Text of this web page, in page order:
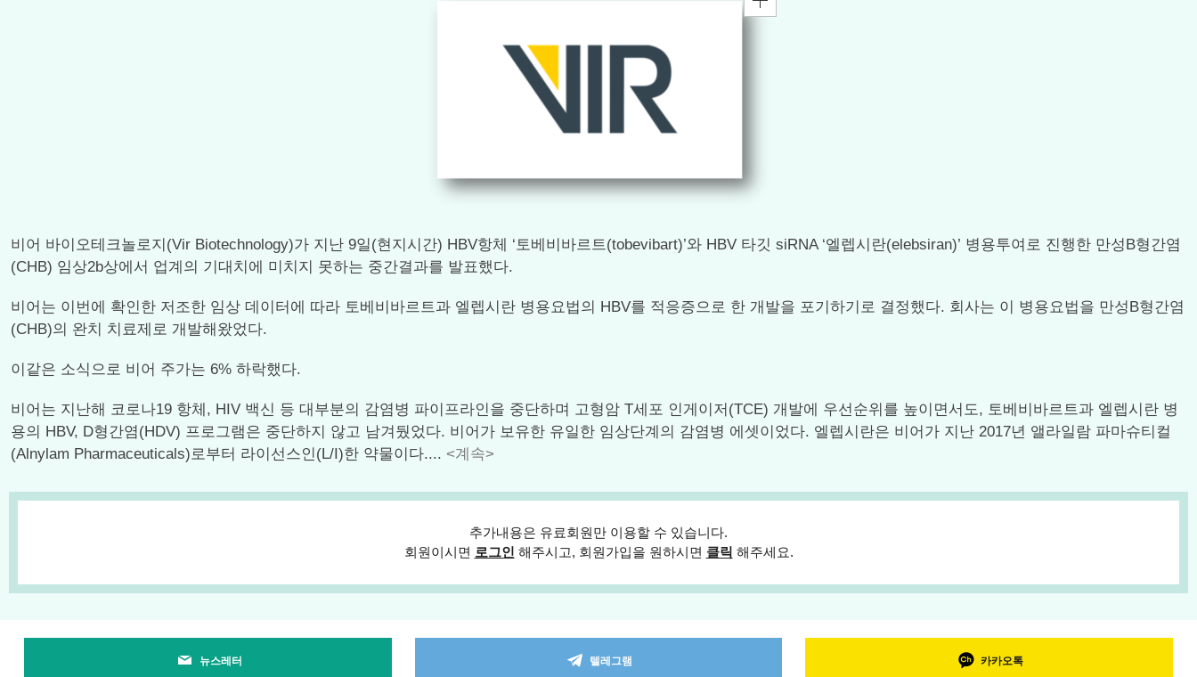
비어 바이오테크놀로지(Vir Biotechnology)가 지난 9일(현지시간) HBV항체 ‘토베비바르트(tobevibart)’와 HBV 타깃 siRNA ‘엘렙시란(elebsiran)’ 병용투여로 진행한 만성B형간염
(CHB) 임상2b상에서 업계의 기대치에 미치지 못하는 중간결과를 발표했다.
비어는 이번에 확인한 저조한 임상 데이터에 따라 토베비바르트과 엘렙시란 병용요법의 HBV를 적응증으로 한 개발을 포기하기로 결정했다. 회사는 이 병용요법을 만성B형간염
(CHB)의 완치 치료제로 개발해왔었다.
이같은 소식으로 비어 주가는 6% 하락했다.
비어는 지난해 코로나19 항체, HIV 백신 등 대부분의 감염병 파이프라인을 중단하며 고형암 T세포 인게이저(TCE) 개발에 우선순위를 높이면서도, 토베비바르트과 엘렙시란 병
용의 HBV, D형간염(HDV) 프로그램은 중단하지 않고 남겨뒀었다. 비어가 보유한 유일한 임상단계의 감염병 에셋이었다. 엘렙시란은 비어가 지난 2017년 앨라일람 파마슈티컬
(Alnylam Pharmaceuticals)로부터 라이선스인(L/I)한 약물이다.... <계속>
추가내용은 유료회원만 이용할 수 있습니다.
회원이시면 로그인 해주시고, 회원가입을 원하시면 클릭 해주세요.
뉴스레터 텔레그램 카카오톡